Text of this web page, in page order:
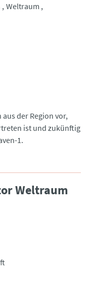
Weltraum
der Region vor,
ist und zukünftig
1.
Weltraum